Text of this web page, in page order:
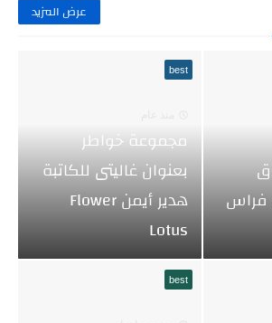
عرض المزيد
فراس
best
مجموعة خواطر
بعنوان غاليتى للكاتبة
هدير أيمن Flower
Lotus
best